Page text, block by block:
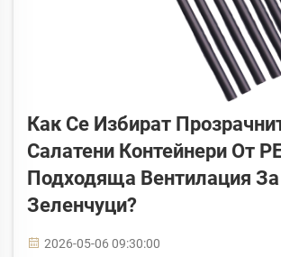
Как Се Избират
Салатени Контейнери От
Подходяща Вентилация
Зеленчуци?
2026-05-06 09:30:00